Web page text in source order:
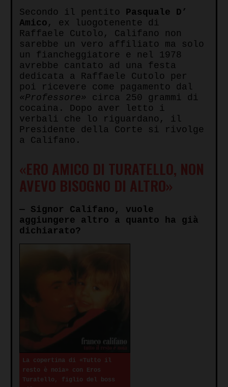
Secondo il pentito Pasquale D’
Amico , ex luogotenente di
Raffaele Cutolo, Califano non
sarebbe un vero affiliato ma solo
un fiancheggiatore e nel 1978
avrebbe cantato ad una festa
dedicata a Raffaele Cutolo per
poi ricevere come pagamento dal
«Professore» circa 250 grammi di
cocaina. Dopo aver letto i
verbali che lo riguardano, il
Presidente della Corte si rivolge
a Califano.
«ERO AMICO DI TURATELLO, NON
AVEVO BISOGNO DI ALTRO»
— Signor Califano, vuole
aggiungere altro a quanto ha già
dichiarato?
La copertina di «Tutto il
resto è noia» con Eros
Turatello, figlio del boss